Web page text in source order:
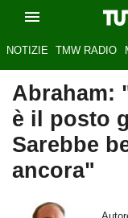
NOTIZIE TMW RADIO
Abraham:
è il posto
Sarebbe
ancora"